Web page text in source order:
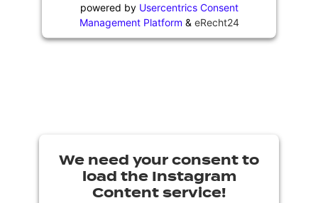
powered by Usercentrics Consent
Management Platform & eRecht24
We need your consent to
load the Instagram
Content service!